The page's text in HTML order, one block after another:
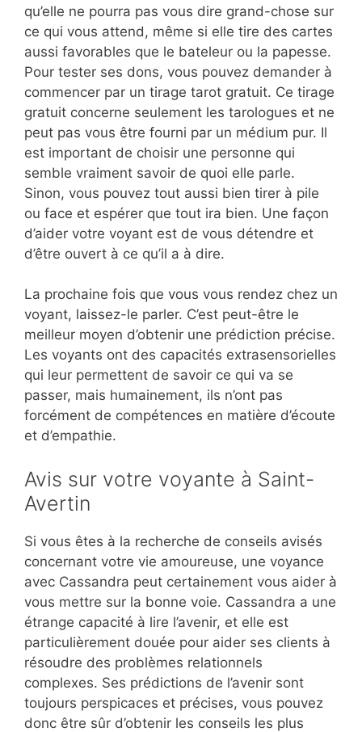
qu’elle ne pourra pas vous dire grand-chose sur
ce qui vous attend, même si elle tire des cartes
aussi favorables que le bateleur ou la papesse.
Pour tester ses dons, vous pouvez demander à
commencer par un tirage tarot gratuit. Ce tirage
gratuit concerne seulement les tarologues et ne
peut pas vous être fourni par un médium pur. Il
est important de choisir une personne qui
semble vraiment savoir de quoi elle parle.
Sinon, vous pouvez tout aussi bien tirer à pile
ou face et espérer que tout ira bien. Une façon
d’aider votre voyant est de vous détendre et
d’être ouvert à ce qu’il a à dire.
La prochaine fois que vous vous rendez chez un
voyant, laissez-le parler. C’est peut-être le
meilleur moyen d’obtenir une prédiction précise.
Les voyants ont des capacités extrasensorielles
qui leur permettent de savoir ce qui va se
passer, mais humainement, ils n’ont pas
forcément de compétences en matière d’écoute
et d’empathie.
Avis sur votre voyante à Saint-
Avertin
Si vous êtes à la recherche de conseils avisés
concernant votre vie amoureuse, une voyance
avec Cassandra peut certainement vous aider à
vous mettre sur la bonne voie. Cassandra a une
étrange capacité à lire l’avenir, et elle est
particulièrement douée pour aider ses clients à
résoudre des problèmes relationnels
complexes. Ses prédictions de l’avenir sont
toujours perspicaces et précises, vous pouvez
donc être sûr d’obtenir les conseils les plus